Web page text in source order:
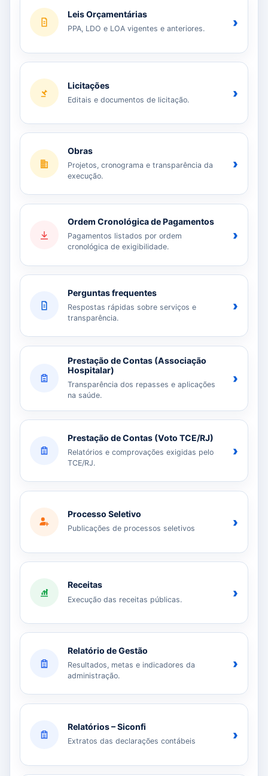
Leis Orçamentárias
PPA, LDO e LOA vigentes e anteriores. ›
Licitações
Editais e documentos de licitação. ›
Obras
Projetos, cronograma e transparência da
execução.
›
Ordem Cronológica de Pagamentos
Pagamentos listados por ordem
cronológica de exigibilidade.
›
Perguntas frequentes
Respostas rápidas sobre serviços e
transparência.
›
Prestação de Contas (Associação
Hospitalar)
Transparência dos repasses e aplicações
na saúde.
›
Prestação de Contas (Voto TCE/RJ)
Relatórios e comprovações exigidas pelo
TCE/RJ.
›
Processo Seletivo
Publicações de processos seletivos ›
Receitas
Execução das receitas públicas. ›
Relatório de Gestão
Resultados, metas e indicadores da
administração.
›
Relatórios – Siconfi
Extratos das declarações contábeis ›